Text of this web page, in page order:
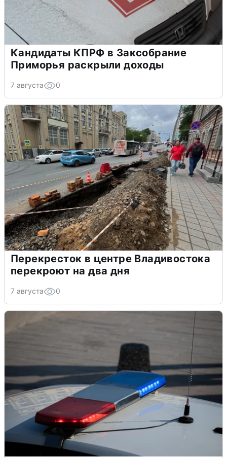
Кандидаты КПРФ в Заксобрание
Приморья раскрыли доходы
7 августа 0
Перекресток в центре Владивостока
перекроют на два дня
7 августа 0